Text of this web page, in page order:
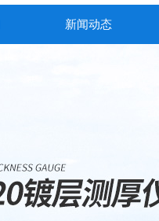
新闻动态